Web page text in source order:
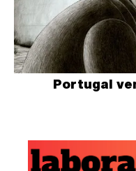
Portugal